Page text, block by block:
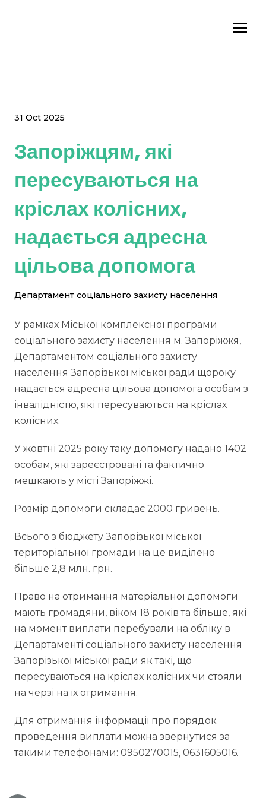
31 Oct 2025
Запоріжцям, які
пересуваються на
кріслах колісних,
надається адресна
цільова допомога
Департамент соціального захисту населення
У рамках Міської комплексної програми
соціального захисту населення м. Запоріжжя,
Департаментом соціального захисту
населення Запорізької міської ради щороку
надається адресна цільова допомога особам з
інвалідністю, які пересуваються на кріслах
колісних.
У жовтні 2025 року таку допомогу надано 1402
особам, які зареєстровані та фактично
мешкають у місті Запоріжжі.
Розмір допомоги складає 2000 гривень.
Всього з бюджету Запорізької міської
територіальної громади на це виділено
більше 2,8 млн. грн.
Право на отримання матеріальної допомоги
мають громадяни, віком 18 років та більше, які
на момент виплати перебували на обліку в
Департаменті соціального захисту населення
Запорізької міської ради як такі, що
пересуваються на кріслах колісних чи стояли
на черзі на їх отримання.
Для отримання інформації про порядок
проведення виплати можна звернутися за
такими телефонами: 0950270015, 0631605016.